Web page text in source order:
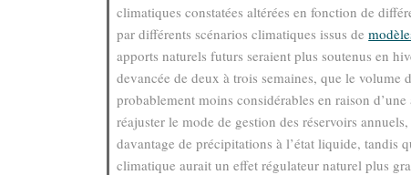
climatiques constatées altérées en fonction de
par diﬀérents scénarios climatiques issus de
apports naturels futurs seraient plus soutenus en
devancée de deux à trois semaines, que le
probablement moins considérables en raison
réajuster le mode de gestion des réservoirs
davantage de précipitations à l’état liquide, tandis
climatique aurait un eﬀet régulateur naturel plus